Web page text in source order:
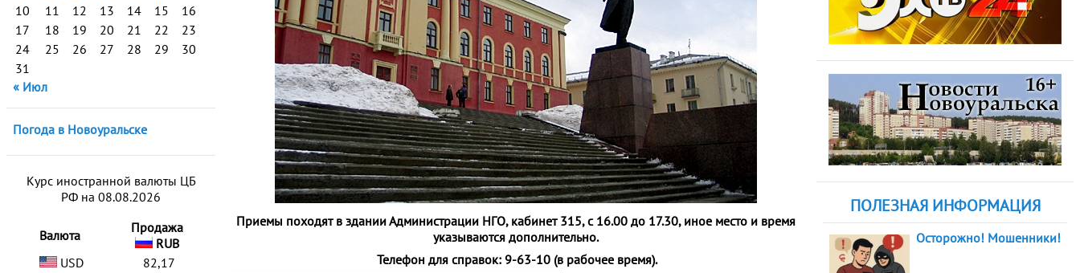
10
11 12 13 14 15
16
17
18 19 20 21 22
23
24
25 26 27 28 29
30
31
« Июл
Погода в Новоуральске
Курс иностранной валюты ЦБ
РФ на 08.08.2026
Валюта
Продажа
RUB
USD
82,17
Приемы походят в здании Администрации НГО, кабинет 315, с 16.00 до 17.30, иное место и время
указываются дополнительно.
Телефон для справок: 9-63-10 (в рабочее время).
ПОЛЕЗНАЯ ИНФОРМАЦИЯ
Осторожно! Мошенники!